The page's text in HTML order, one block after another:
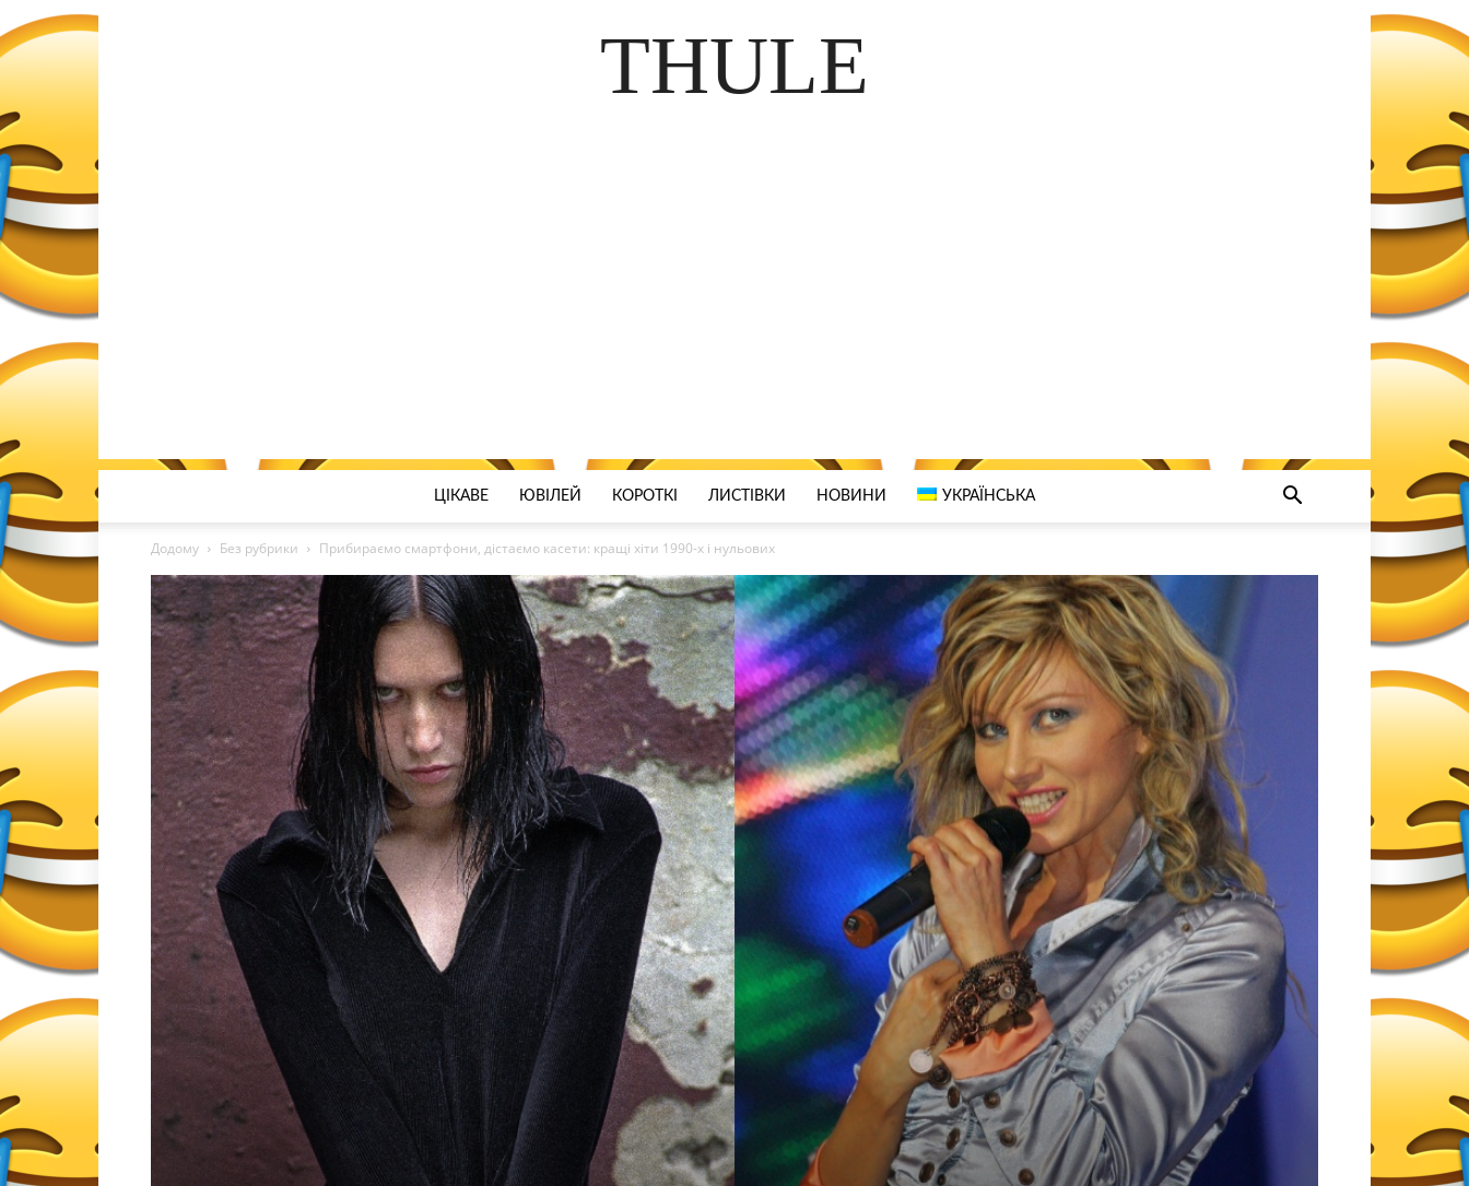
THULE
ЦІКАВЕ ЮВІЛЕЙ КОРОТКІ ЛИСТІВКИ НОВИНИ УКРАЇНСЬКА
Додому Без рубрики Прибираємо смартфони, дістаємо касети: кращі хіти 1990-х і нульових